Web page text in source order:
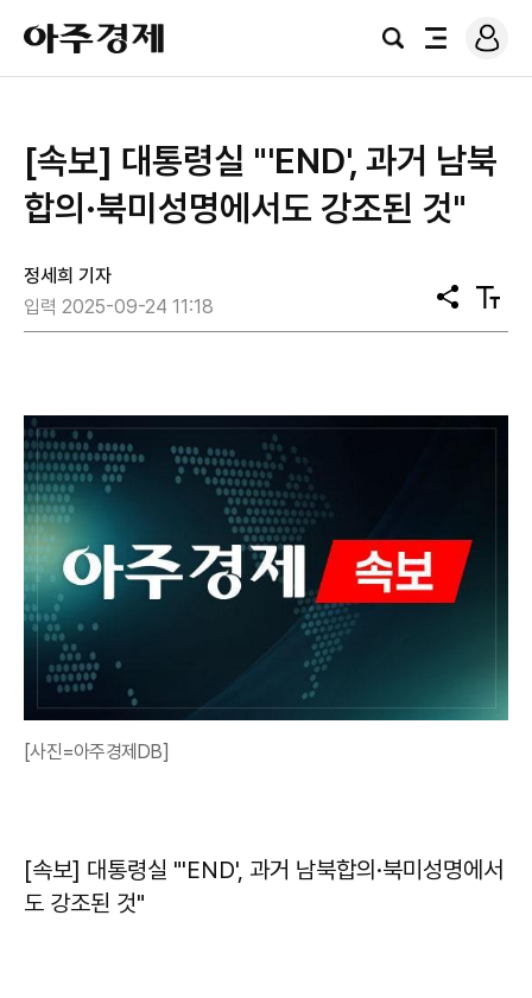
아
주
경
검
전
로
그
[속보] 대통령실 "'END', 과거 남북
합의·북미성명에서도 강조된 것"
정세희 기자
입력 2025-09-24 11:18
공
유
텍
스
[사진=아주경제DB]
[속보] 대통령실 "'END', 과거 남북합의·북미성명에서
도 강조된 것"